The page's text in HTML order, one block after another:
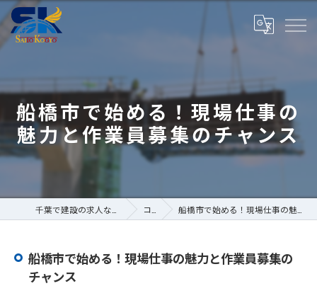
船橋市で始める！現場仕事の
魅力と作業員募集のチャンス
コラム 船橋市で始める！現場仕事の魅力と作業員募集のチャンス
船橋市で始める！現場仕事の魅力と作業員募集の
チャンス